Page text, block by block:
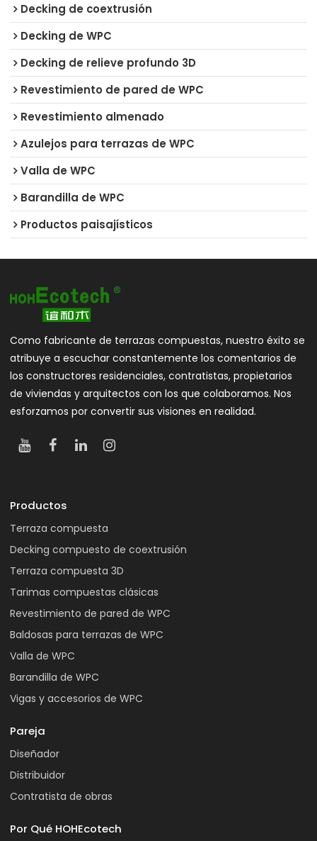
Decking de coextrusión
Decking de WPC
Decking de relieve profundo 3D
Revestimiento de pared de WPC
Revestimiento almenado
Azulejos para terrazas de WPC
Valla de WPC
Barandilla de WPC
Productos paisajísticos
Como fabricante de terrazas compuestas, nuestro éxito se
atribuye a escuchar constantemente los comentarios de
los constructores residenciales, contratistas, propietarios
de viviendas y arquitectos con los que colaboramos. Nos
esforzamos por convertir sus visiones en realidad.
Productos
Terraza compuesta
Decking compuesto de coextrusión
Terraza compuesta 3D
Tarimas compuestas clásicas
Revestimiento de pared de WPC
Baldosas para terrazas de WPC
Valla de WPC
Barandilla de WPC
Vigas y accesorios de WPC
Pareja
Diseñador
Distribuidor
Contratista de obras
Por Qué HOHEcotech